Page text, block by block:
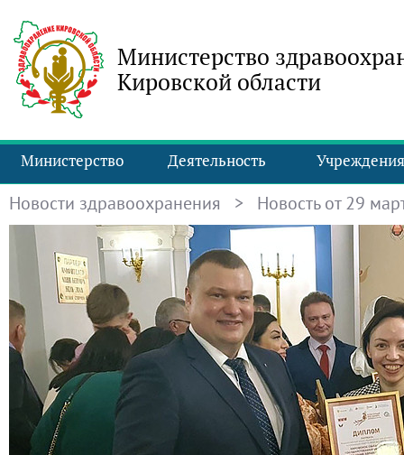
Министерство
Кировской области
Министерство Деятельность Учреждения
Новости здравоохранения > Новость от 29